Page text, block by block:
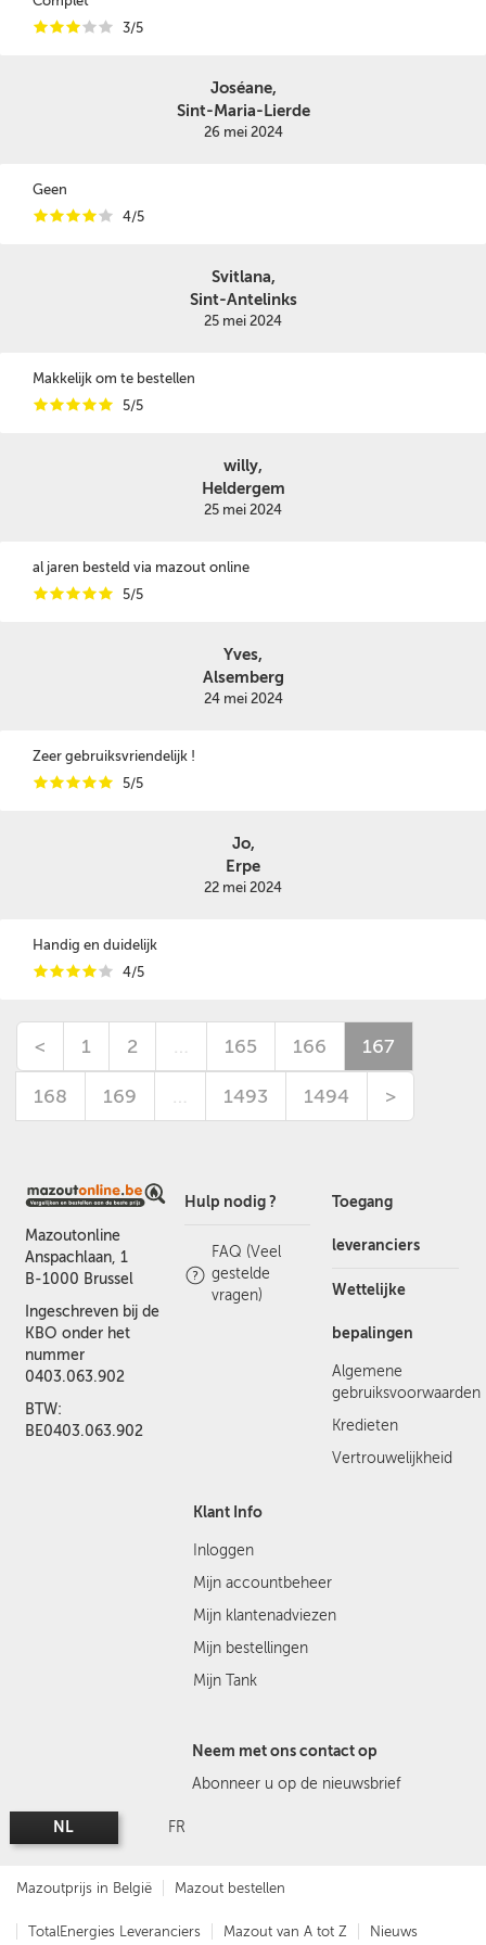
iiiii 3/5
Joséane,
Sint-Maria-Lierde
26 mei 2024
Geen
iiiii 4/5
Svitlana,
Sint-Antelinks
25 mei 2024
Makkelijk om te bestellen
iiiii 5/5
willy,
Heldergem
25 mei 2024
al jaren besteld via mazout online
iiiii 5/5
Yves,
Alsemberg
24 mei 2024
Zeer gebruiksvriendelijk !
iiiii 5/5
Jo,
Erpe
22 mei 2024
Handig en duidelijk
iiiii 4/5
< 1 2 … 165 166 167
168 169 … 1493 1494 >
Mazoutonline
Anspachlaan, 1
B-1000 Brussel
Ingeschreven bij de
KBO onder het
nummer
0403.063.902
BTW:
BE0403.063.902
Hulp nodig ?
FAQ (Veel
gestelde
vragen)
Toegang
leveranciers
Wettelijke
bepalingen
Algemene
gebruiksvoorwaarden
Kredieten
Vertrouwelijkheid
Klant Info
Inloggen
Mijn accountbeheer
Mijn klantenadviezen
Mijn bestellingen
Mijn Tank
Neem met ons contact op
Abonneer u op de nieuwsbrief
NL FR
Mazoutprijs in België Mazout bestellen
TotalEnergies Leveranciers Mazout van A tot Z Nieuws